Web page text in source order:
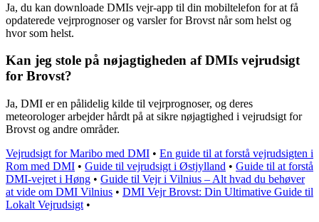
Ja, du kan downloade DMIs vejr-app til din mobiltelefon for at få
opdaterede vejrprognoser og varsler for Brovst når som helst og
hvor som helst.
Kan jeg stole på nøjagtigheden af DMIs vejrudsigt
for Brovst?
Ja, DMI er en pålidelig kilde til vejrprognoser, og deres
meteorologer arbejder hårdt på at sikre nøjagtighed i vejrudsigt for
Brovst og andre områder.
Vejrudsigt for Maribo med DMI • En guide til at forstå vejrudsigten i
Rom med DMI • Guide til vejrudsigt i Østjylland • Guide til at forstå
DMI-vejret i Høng • Guide til Vejr i Vilnius – Alt hvad du behøver
at vide om DMI Vilnius • DMI Vejr Brovst: Din Ultimative Guide til
Lokalt Vejrudsigt •